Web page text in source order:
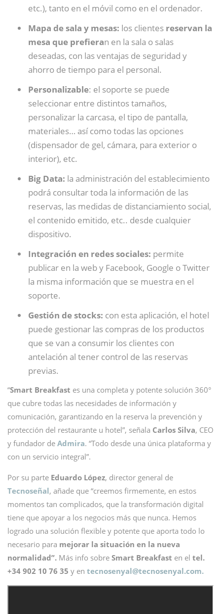
etc.), tanto en el móvil como en el ordenador.
Mapa de sala y mesas: los clientes reservan la
mesa que prefieran en la sala o salas
deseadas, con las ventajas de seguridad y
ahorro de tiempo para el personal.
Personalizable: el soporte se puede
seleccionar entre distintos tamaños,
personalizar la carcasa, el tipo de pantalla,
materiales… así como todas las opciones
(dispensador de gel, cámara, para exterior o
interior), etc.
Big Data: la administración del establecimiento
podrá consultar toda la información de las
reservas, las medidas de distanciamiento social,
el contenido emitido, etc.. desde cualquier
dispositivo.
Integración en redes sociales: permite
publicar en la web y Facebook, Google o Twitter
la misma información que se muestra en el
soporte.
Gestión de stocks: con esta aplicación, el hotel
puede gestionar las compras de los productos
que se van a consumir los clientes con
antelación al tener control de las reservas
previas.
“Smart Breakfast es una completa y potente solución 360°
que cubre todas las necesidades de información y
comunicación, garantizando en la reserva la prevención y
protección del restaurante u hotel”, señala Carlos Silva, CEO
y fundador de Admira. “Todo desde una única plataforma y
con un servicio integral”.
Por su parte Eduardo López, director general de
Tecnoseñal, añade que “creemos firmemente, en estos
momentos tan complicados, que la transformación digital
tiene que apoyar a los negocios más que nunca. Hemos
logrado una solución flexible y potente que aporta todo lo
necesario para mejorar la situación en la nueva
normalidad”. Más info sobre Smart Breakfast en el tel.
+34 902 10 76 35 y en tecnosenyal@tecnosenyal.com.